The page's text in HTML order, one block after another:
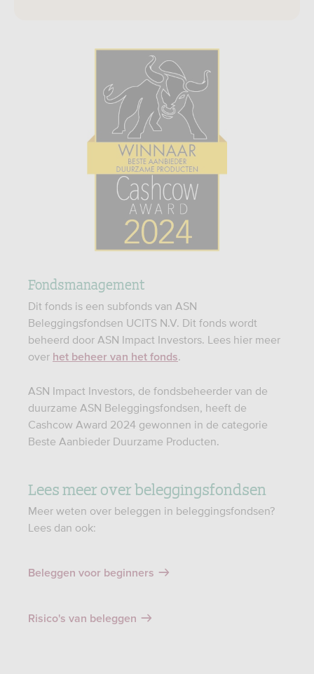
Fondsmanagement
Dit fonds is een subfonds van ASN
Beleggingsfondsen UCITS N.V. Dit fonds wordt
beheerd door ASN Impact Investors. Lees hier meer
over het beheer van het fonds
ASN Impact Investors, de fondsbeheerder van de
duurzame ASN Beleggingsfondsen, heeft de
Cashcow Award 2024 gewonnen in de categorie
Beste Aanbieder Duurzame Producten.
Lees meer over beleggingsfondsen
Meer weten over beleggen in beleggingsfondsen?
Lees dan ook:
Beleggen voor beginners
Risico's van beleggen